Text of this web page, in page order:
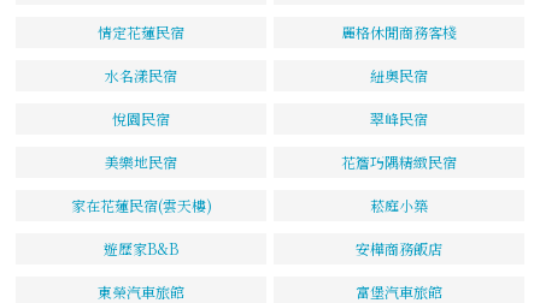
情定花蓮民宿 麗格休閒商務客棧
水名漾民宿 紐奧民宿
悅園民宿 翠峰民宿
美樂地民宿 花簷巧隅精緻民宿
家在花蓮民宿(雲天樓) 菘庭小築
遊歷家B&B 安樺商務飯店
東榮汽車旅館 富堡汽車旅館